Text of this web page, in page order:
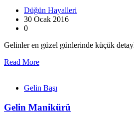
Düğün Hayalleri
30 Ocak 2016
0
Gelinler en güzel günlerinde küçük
Read More
Gelin Başı
Gelin Manikürü